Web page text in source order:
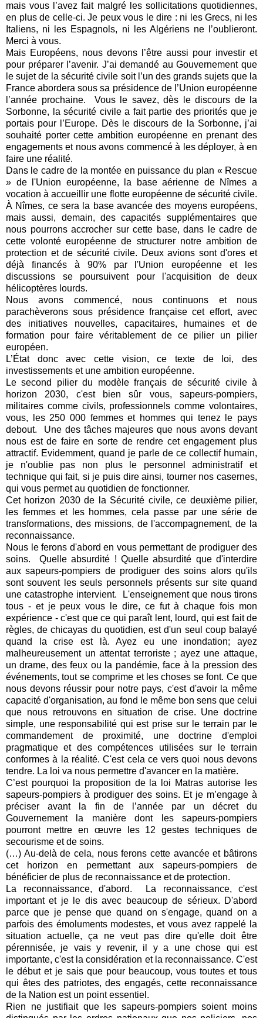
mais vous l’avez fait malgré les sollicitations quotidiennes,
en plus de celle-ci. Je peux vous le dire : ni les Grecs, ni les
Italiens, ni les Espagnols, ni les Algériens ne l’oublieront.
Merci à vous.
Mais Européens, nous devons l’être aussi pour investir et
pour préparer l’avenir. J’ai demandé au Gouvernement que
le sujet de la sécurité civile soit l’un des grands sujets que la
France abordera sous sa présidence de l’Union européenne
l’année prochaine. Vous le savez, dès le discours de la
Sorbonne, la sécurité civile a fait partie des priorités que je
portais pour l’Europe. Dès le discours de la Sorbonne, j’ai
souhaité porter cette ambition européenne en prenant des
engagements et nous avons commencé à les déployer, à en
faire une réalité.
Dans le cadre de la montée en puissance du plan « Rescue
» de l'Union européenne, la base aérienne de Nîmes a
vocation à accueillir une flotte européenne de sécurité civile.
À Nîmes, ce sera la base avancée des moyens européens,
mais aussi, demain, des capacités supplémentaires que
nous pourrons accrocher sur cette base, dans le cadre de
cette volonté européenne de structurer notre ambition de
protection et de sécurité civile. Deux avions sont d'ores et
déjà financés à 90% par l'Union européenne et les
discussions se poursuivent pour l'acquisition de deux
hélicoptères lourds.
Nous avons commencé, nous continuons et nous
parachèverons sous présidence française cet effort, avec
des initiatives nouvelles, capacitaires, humaines et de
formation pour faire véritablement de ce pilier un pilier
européen.
L’État donc avec cette vision, ce texte de loi, des
investissements et une ambition européenne.
Le second pilier du modèle français de sécurité civile à
horizon 2030, c'est bien sûr vous, sapeurs-pompiers,
militaires comme civils, professionnels comme volontaires,
vous, les 250 000 femmes et hommes qui tenez le pays
debout. Une des tâches majeures que nous avons devant
nous est de faire en sorte de rendre cet engagement plus
attractif. Evidemment, quand je parle de ce collectif humain,
je n'oublie pas non plus le personnel administratif et
technique qui fait, si je puis dire ainsi, tourner nos casernes,
qui vous permet au quotidien de fonctionner.
Cet horizon 2030 de la Sécurité civile, ce deuxième pilier,
les femmes et les hommes, cela passe par une série de
transformations, des missions, de l'accompagnement, de la
reconnaissance.
Nous le ferons d'abord en vous permettant de prodiguer des
soins. Quelle absurdité ! Quelle absurdité que d'interdire
aux sapeurs-pompiers de prodiguer des soins alors qu'ils
sont souvent les seuls personnels présents sur site quand
une catastrophe intervient. L'enseignement que nous tirons
tous - et je peux vous le dire, ce fut à chaque fois mon
expérience - c'est que ce qui paraît lent, lourd, qui est fait de
règles, de chicayas du quotidien, est d'un seul coup balayé
quand la crise est là. Ayez eu une inondation; ayez
malheureusement un attentat terroriste ; ayez une attaque,
un drame, des feux ou la pandémie, face à la pression des
événements, tout se comprime et les choses se font. Ce que
nous devons réussir pour notre pays, c'est d'avoir la même
capacité d'organisation, au fond le même bon sens que celui
que nous retrouvons en situation de crise. Une doctrine
simple, une responsabilité qui est prise sur le terrain par le
commandement de proximité, une doctrine d'emploi
pragmatique et des compétences utilisées sur le terrain
conformes à la réalité. C'est cela ce vers quoi nous devons
tendre. La loi va nous permettre d'avancer en la matière.
C’est pourquoi la proposition de la loi Matras autorise les
sapeurs-pompiers à prodiguer des soins. Et je m’engage à
préciser avant la fin de l’année par un décret du
Gouvernement la manière dont les sapeurs-pompiers
pourront mettre en œuvre les 12 gestes techniques de
secourisme et de soins.
(…) Au-delà de cela, nous ferons cette avancée et bâtirons
cet horizon en permettant aux sapeurs-pompiers de
bénéficier de plus de reconnaissance et de protection.
La reconnaissance, d'abord. La reconnaissance, c'est
important et je le dis avec beaucoup de sérieux. D'abord
parce que je pense que quand on s'engage, quand on a
parfois des émoluments modestes, et vous avez rappelé la
situation actuelle, ça ne veut pas dire qu'elle doit être
pérennisée, je vais y revenir, il y a une chose qui est
importante, c'est la considération et la reconnaissance. C'est
le début et je sais que pour beaucoup, vous toutes et tous
qui êtes des patriotes, des engagés, cette reconnaissance
de la Nation est un point essentiel.
Rien ne justifiait que les sapeurs-pompiers soient moins